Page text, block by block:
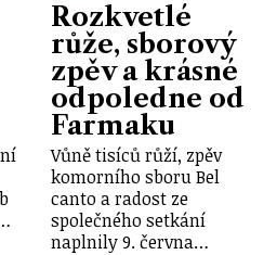
Rozkvetlé
růže, sborový
zpěv a krásné
odpoledne od
Farmaku
Vůně tisíců růží, zpěv
komorního sboru Bel
canto a radost ze
společného setkání
naplnily 9. června…